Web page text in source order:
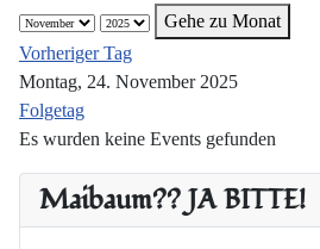
Maibaum?? JA BITTE!
Gehe zu Monat
Vorheriger Tag
Montag, 24. November 2025
Folgetag
Es wurden keine Events gefunden